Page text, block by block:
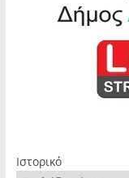
Ιστορικό